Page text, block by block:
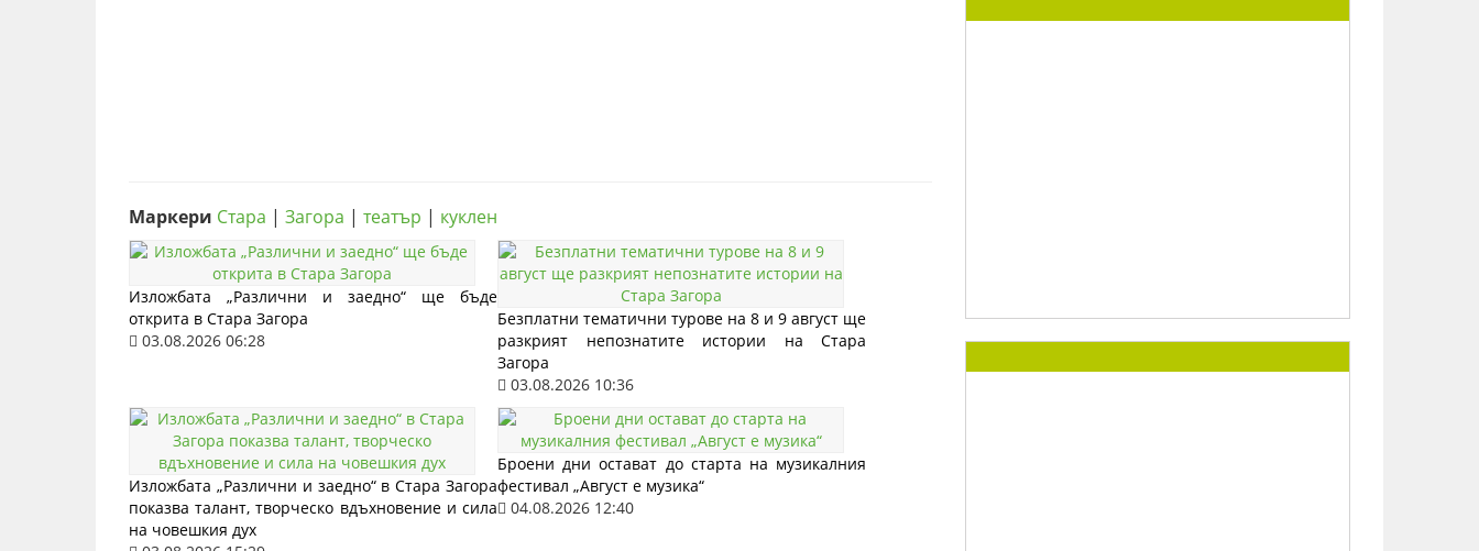
Маркери Стара | Загора | театър | куклен
Изложбата „Различни и заедно“ ще бъде
открита в Стара Загора
03.08.2026 06:28
Безплатни тематични турове на 8 и 9 август ще
разкрият непознатите истории на Стара
Загора
03.08.2026 10:36
Изложбата „Различни и заедно“ в Стара Загора
показва талант, творческо вдъхновение и сила
на човешкия дух
Броени дни остават до старта на музикалния
фестивал „Август е музика“
04.08.2026 12:40